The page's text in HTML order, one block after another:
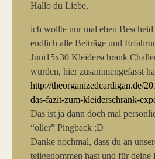
Hallo du Liebe,
ich wollte nur mal eben Bescheid
endlich alle Beiträge und
Juni15x30 Kleiderschrank
wurden, hier zusammengefasst
http://theorganizedcardigan.de/
das-fazit-zum-kleiderschrank-
Das ist ja dann doch mal
“oller” Pingback ;D
Danke nochmal, dass du an
teilgenommen hast und für deine